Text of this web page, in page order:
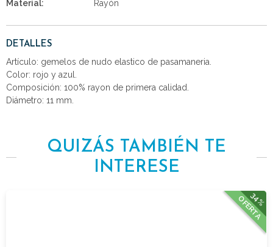
Material:
Rayón
DETALLES
Artículo: gemelos de nudo elastico de pasamaneria.
Color: rojo y azul.
Composición: 100% rayon de primera calidad.
Diámetro: 11 mm.
QUIZÁS TAMBIÉN TE
INTERESE
34%
OFERTA